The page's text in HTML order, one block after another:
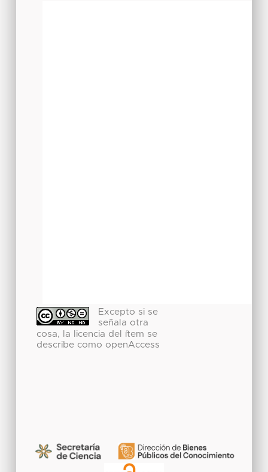
Excepto si se
señala otra
cosa, la licencia del ítem se
describe como openAccess